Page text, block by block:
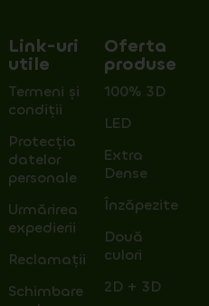
Link-uri
utile
Termeni și
condiții
Protecția
datelor
personale
Urmărirea
expedierii
Reclamații
Schimbare
Oferta
produse
100% 3D
LED
Extra
Dense
Înzăpezite
Două
culori
2D + 3D